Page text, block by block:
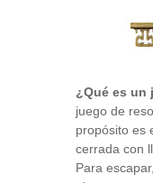
¿Qué es un
juego de
propósito es
cerrada con
Para